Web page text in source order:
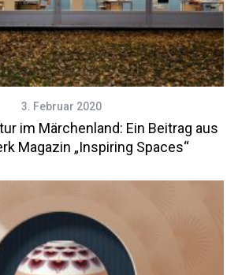
3. Februar 2020
im Märchenland: Ein Beitrag aus
Magazin „Inspiring Spaces“